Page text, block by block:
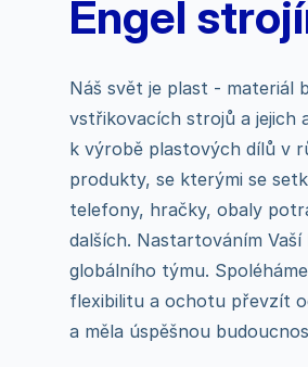
Engel
Náš svět je plast - materiál
vstřikovacích strojů a jejich
k výrobě plastových dílů v
produkty, se kterými se
telefony, hračky, obaly
dalších. Nastartováním
globálního týmu.
flexibilitu a ochotu převzít
a měla úspěšnou